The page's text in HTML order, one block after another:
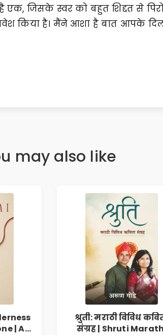
एक, जिसके स्वर को बहुत शिद्दत से
किया है। मैंने आशा है बात आपके
may also like
| A
श्रुती: मराठी विविध
संग्रह | Shruti